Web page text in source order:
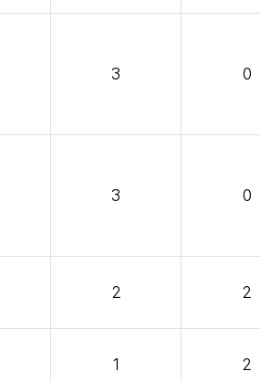
3 0
3 0
2 2
1 2